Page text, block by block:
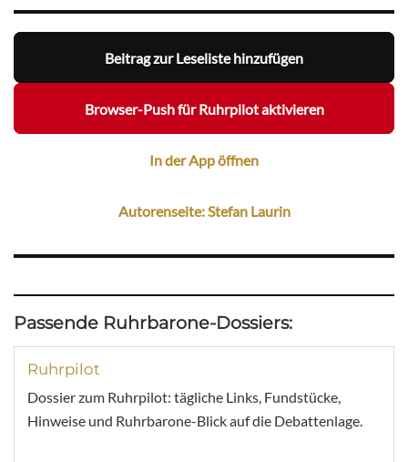
Beitrag zur Leseliste hinzufügen
Browser-Push für Ruhrpilot aktivieren
In der App öffnen
Autorenseite: Stefan Laurin
Passende Ruhrbarone-Dossiers:
Ruhrpilot
Dossier zum Ruhrpilot: tägliche Links, Fundstücke,
Hinweise und Ruhrbarone-Blick auf die Debattenlage.